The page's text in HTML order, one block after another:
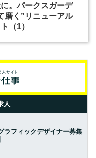
。パークスガーデ
磨く”リニューアル
（1）
人
ラフィックデザイナー募集